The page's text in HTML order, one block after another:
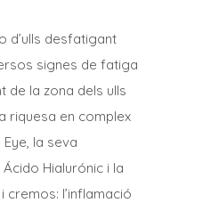
d’ulls desfatigant
signes de fatiga
de la zona dels ulls
riquesa en complex
la seva
Hialurónic i la
cremos: l’inflamació